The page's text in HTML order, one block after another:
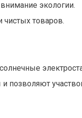
экологии.
чистых товаров.
позволяют